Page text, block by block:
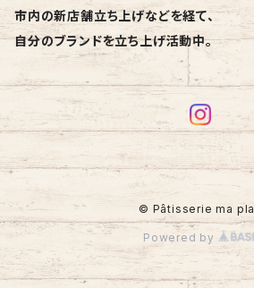
市内の新店舗立ち上げなどを経て、
自分のブランドを立ち上げ活動中。
© Pâtisserie ma
Powered by